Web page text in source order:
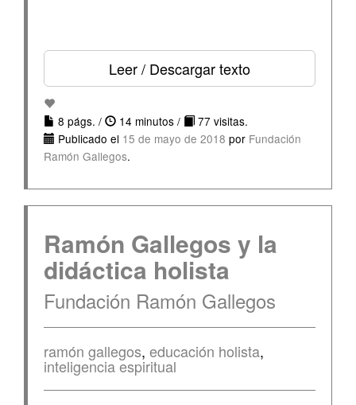
Leer / Descargar texto
8 págs. / 14 minutos /
77 visitas.
Publicado el 15 de mayo de 2018 por Fundación
Ramón Gallegos.
Ramón Gallegos y la
didáctica holista
Fundación Ramón Gallegos
ramón gallegos, educación holista,
inteligencia espiritual